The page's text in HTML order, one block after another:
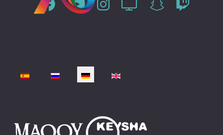
Sprache auswählen